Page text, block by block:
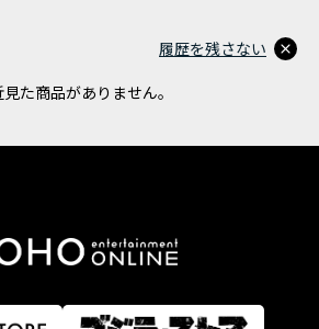
た商品がありません。
履歴を残さない